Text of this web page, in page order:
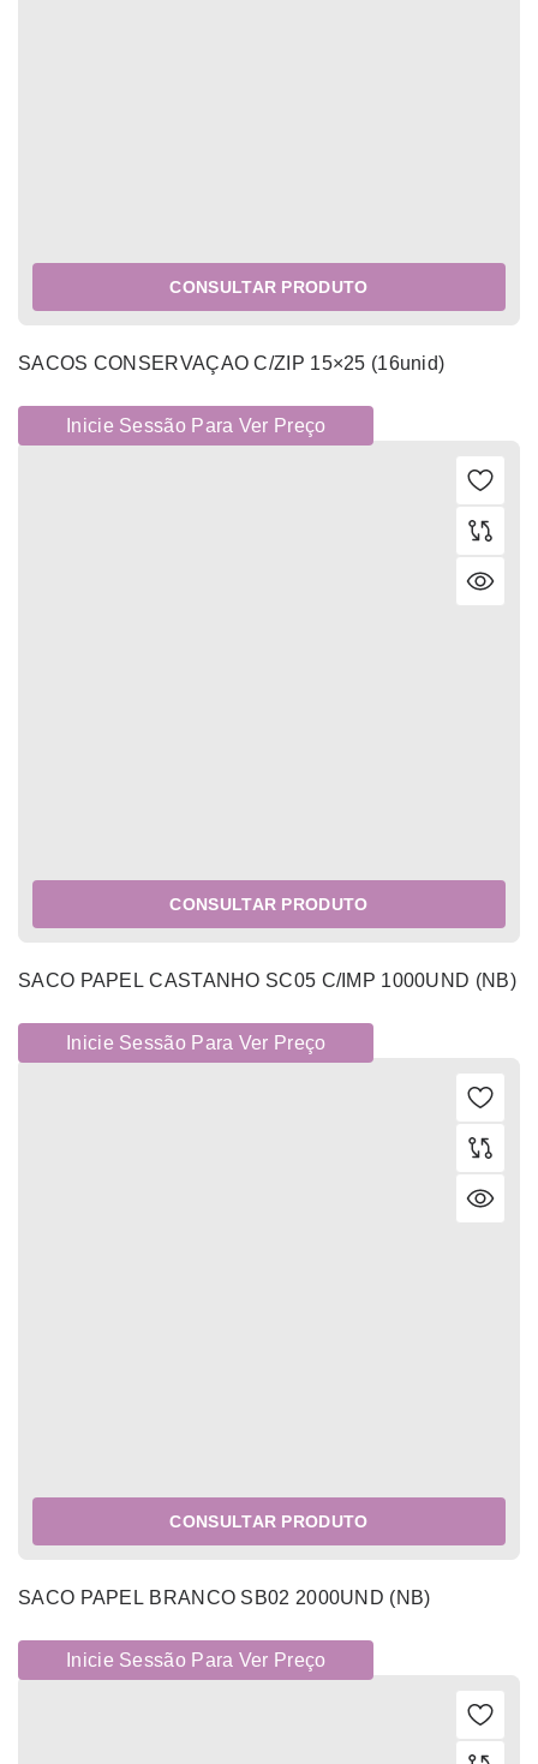
CONSULTAR PRODUTO
SACOS CONSERVAÇAO C/ZIP 15×25 (16unid)
Inicie Sessão Para Ver Preço
CONSULTAR PRODUTO
SACO PAPEL CASTANHO SC05 C/IMP 1000UND (NB)
Inicie Sessão Para Ver Preço
CONSULTAR PRODUTO
SACO PAPEL BRANCO SB02 2000UND (NB)
Inicie Sessão Para Ver Preço